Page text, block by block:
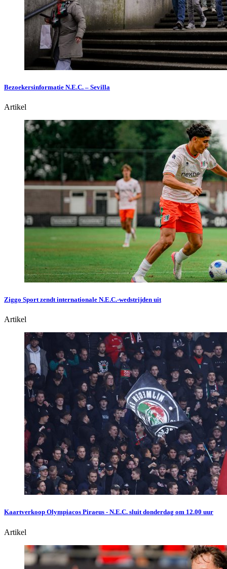
Bezoekersinformatie N.E.C. – Sevilla
Artikel
Ziggo Sport zendt internationale N.E.C.-wedstrijden uit
Artikel
Kaartverkoop Olympiacos Piraeus - N.E.C. sluit donderdag om 12.00 uur
Artikel